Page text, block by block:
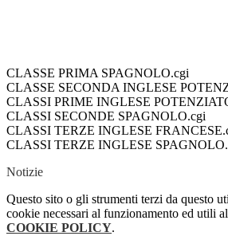
CLASSE PRIMA SPAGNOLO.cgi
CLASSE SECONDA INGLESE
CLASSI PRIME INGLESE
CLASSI SECONDE SPAGNOLO.cgi
CLASSI TERZE INGLESE
CLASSI TERZE INGLESE
Notizie
Questo sito o gli strumenti terzi da questo
cookie necessari al funzionamento ed utili
COOKIE POLICY.